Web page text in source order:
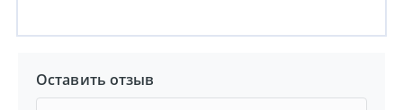
Оставить отзыв